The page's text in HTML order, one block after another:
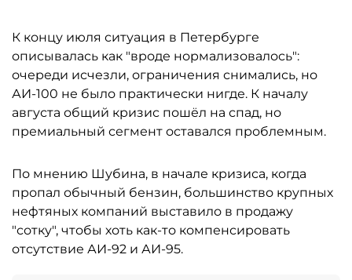
К концу июля ситуация в Петербурге
описывалась как "вроде нормализовалось":
очереди исчезли, ограничения снимались, но
АИ-100 не было практически нигде. К началу
августа общий кризис пошёл на спад, но
премиальный сегмент оставался проблемным.
По мнению Шубина, в начале кризиса, когда
пропал обычный бензин, большинство крупных
нефтяных компаний выставило в продажу
"сотку", чтобы хоть как-то компенсировать
отсутствие АИ-92 и АИ-95.